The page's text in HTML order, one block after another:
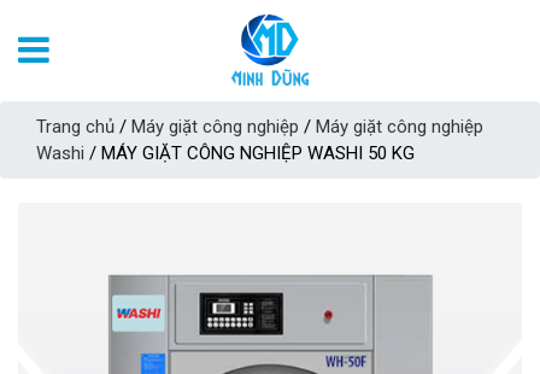
Trang chủ / Máy giặt công nghiệp / Máy giặt công nghiệp
Washi / MÁY GIẶT CÔNG NGHIỆP WASHI 50 KG